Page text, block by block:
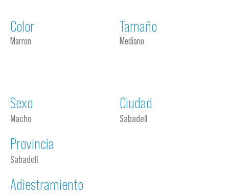
Color
Marron
Tamaño
Mediano
Sexo
Macho
Ciudad
Sabadell
Provincia
Sabadell
Adiestramiento